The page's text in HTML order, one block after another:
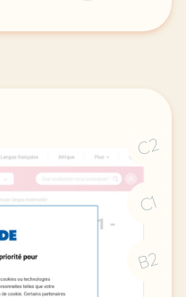
cours avec la
C2
C1
B2